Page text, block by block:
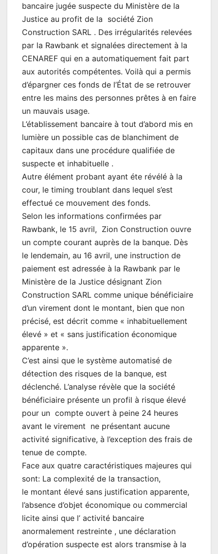
bancaire jugée suspecte du Ministère de la
Justice au profit de la société Zion
Construction SARL . Des irrégularités relevées
par la Rawbank et signalées directement à la
CENAREF qui en a automatiquement fait part
aux autorités compétentes. Voilà qui a permis
d’épargner ces fonds de l’État de se retrouver
entre les mains des personnes prêtes à en faire
un mauvais usage.
L’établissement bancaire à tout d’abord mis en
lumière un possible cas de blanchiment de
capitaux dans une procédure qualifiée de
suspecte et inhabituelle .
Autre élément probant ayant éte révélé à la
cour, le timing troublant dans lequel s’est
effectué ce mouvement des fonds.
Selon les informations confirmées par
Rawbank, le 15 avril, Zion Construction ouvre
un compte courant auprès de la banque. Dès
le lendemain, au 16 avril, une instruction de
paiement est adressée à la Rawbank par le
Ministère de la Justice désignant Zion
Construction SARL comme unique bénéficiaire
d’un virement dont le montant, bien que non
précisé, est décrit comme « inhabituellement
élevé » et « sans justification économique
apparente ».
C’est ainsi que le système automatisé de
détection des risques de la banque, est
déclenché. L’analyse révèle que la société
bénéficiaire présente un profil à risque élevé
pour un compte ouvert à peine 24 heures
avant le virement ne présentant aucune
activité significative, à l’exception des frais de
tenue de compte.
Face aux quatre caractéristiques majeures qui
sont: La complexité de la transaction,
le montant élevé sans justification apparente,
l’absence d’objet économique ou commercial
licite ainsi que l’ activité bancaire
anormalement restreinte , une déclaration
d’opération suspecte est alors transmise à la